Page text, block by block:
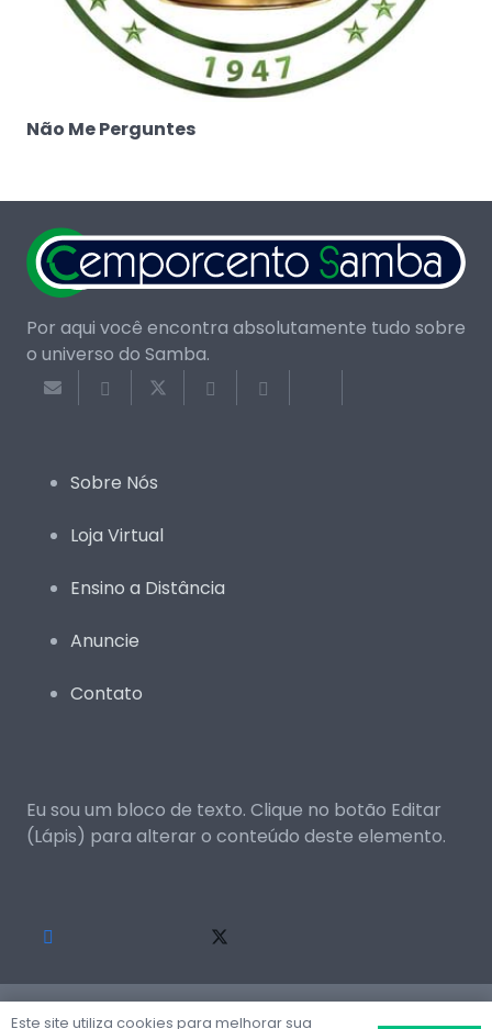
Não Me Perguntes
Por aqui você encontra absolutamente tudo sobre
o universo do Samba.
Sobre Nós
Loja Virtual
Ensino a Distância
Anuncie
Contato
Eu sou um bloco de texto. Clique no botão Editar
(Lápis) para alterar o conteúdo deste elemento.
© 2024 Todos os diretos são reservados.
Este site utiliza cookies para melhorar sua